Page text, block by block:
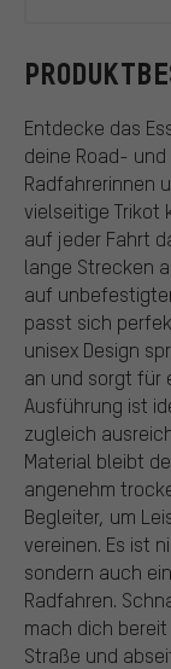
Entdecke das
deine Road-
Radfahrerinnen
vielseitige Trikot
auf jeder Fahrt
lange Strecken
auf
passt sich
unisex Design
an und sorgt für
Ausführung ist
zugleich
Material bleibt
angenehm
Begleiter, um
vereinen. Es ist
sondern auch
Radfahren.
mach dich
Straße und